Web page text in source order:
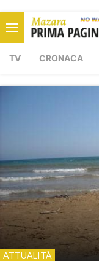
TV CRONACA
ATTUALITÀ